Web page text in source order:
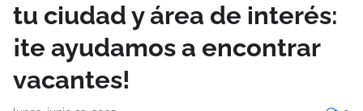
tu ciudad y área de interés:
¡te ayudamos a encontrar
vacantes!